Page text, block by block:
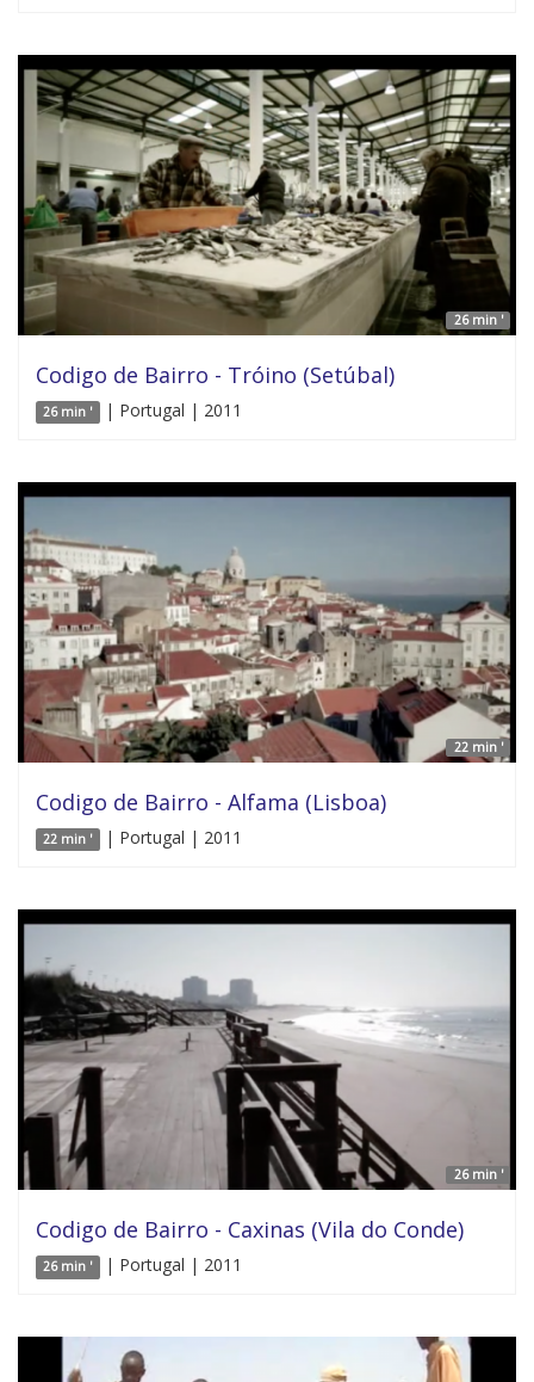
26 min '
Codigo de Bairro - Tróino (Setúbal)
26 min ' | Portugal | 2011
22 min '
Codigo de Bairro - Alfama (Lisboa)
22 min ' | Portugal | 2011
26 min '
Codigo de Bairro - Caxinas (Vila do Conde)
26 min ' | Portugal | 2011